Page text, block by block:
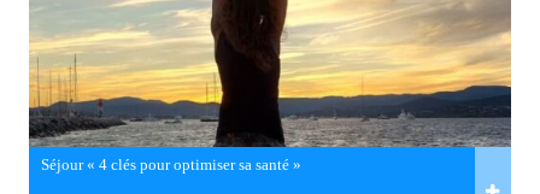
Séjour « 4 clés pour optimiser sa santé »